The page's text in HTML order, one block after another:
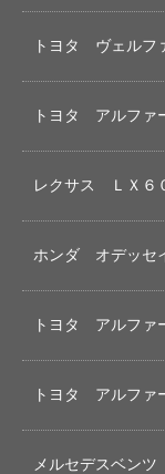
トヨタ ヴェルフ
トヨタ アルファ
レクサス ＬＸ６
ホンダ オデッセ
トヨタ アルファ
トヨタ アルファ
メルセデスベン